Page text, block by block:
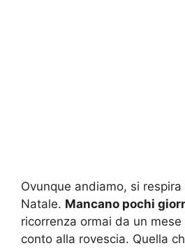
Ovunque andiamo, si
Natale. Mancano pochi
ricorrenza ormai da un
conto alla rovescia. Quella